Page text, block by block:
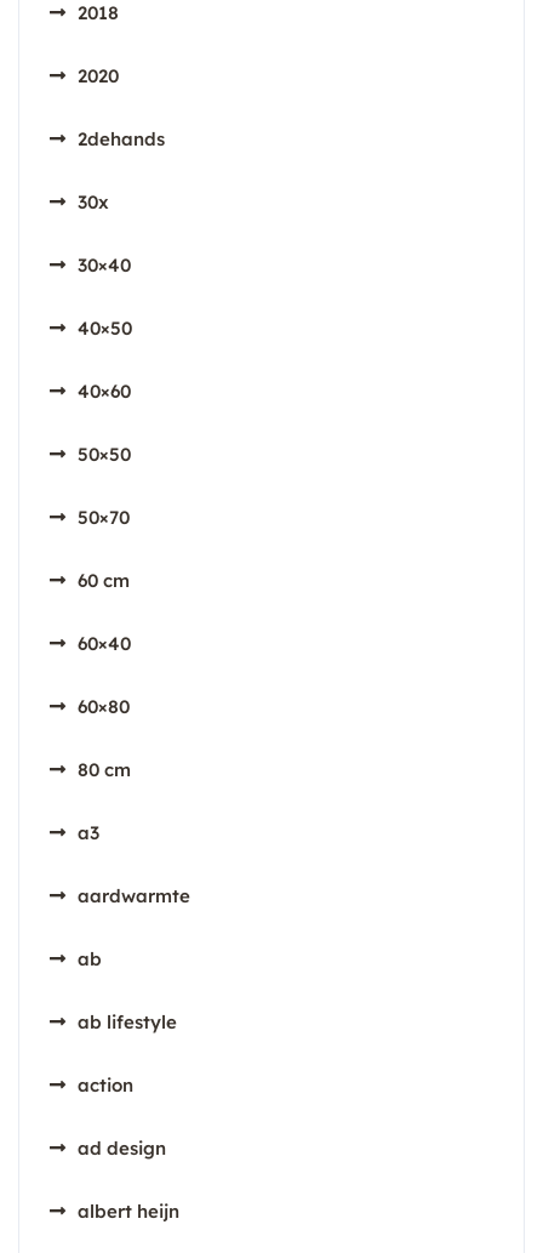
2018
2020
2dehands
30x
30×40
40×50
40×60
50×50
50×70
60 cm
60×40
60×80
80 cm
a3
aardwarmte
ab
ab lifestyle
action
ad design
albert heijn